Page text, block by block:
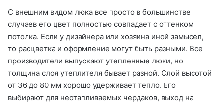
С внешним видом люка все просто в большинстве
случаев его цвет полностью совпадает с оттенком
потолка. Если у дизайнера или хозяина иной замысел,
то расцветка и оформление могут быть разными. Все
производители выпускают утепленные люки, но
толщина слоя утеплителя бывает разной. Слой высотой
от 36 до 80 мм хорошо удерживает тепло. Его
выбирают для неотапливаемых чердаков, выход на